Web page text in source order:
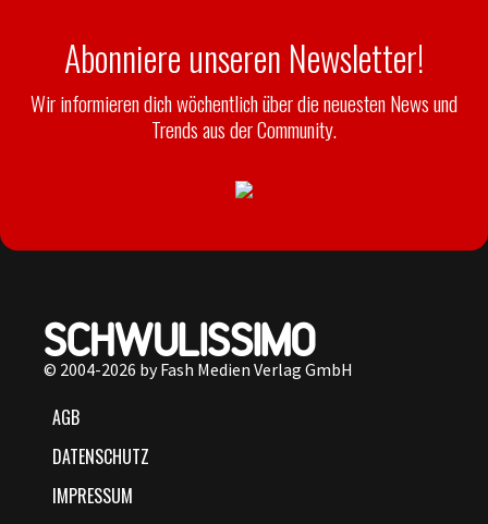
Abonniere unseren Newsletter!
Wir informieren dich wöchentlich über die neuesten News und
Trends aus der Community.
© 2004-2026 by Fash Medien Verlag GmbH
AGB
DATENSCHUTZ
IMPRESSUM